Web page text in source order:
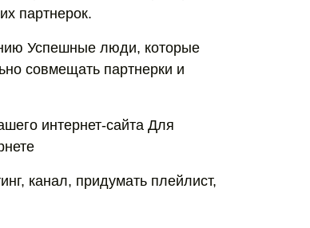
партнерок.
Успешные люди, которые
совмещать партнерки и
интернет-сайта Для
канал, придумать плейлист,